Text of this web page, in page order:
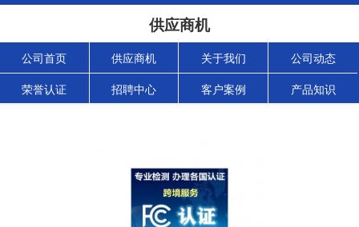
供应商机
公司首页 供应商机 关于我们 公司动态
荣誉认证 招聘中心 客户案例 产品知识